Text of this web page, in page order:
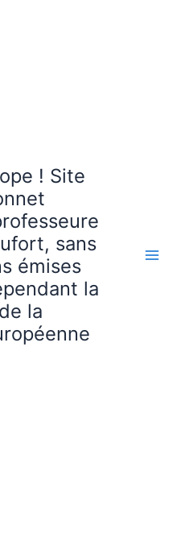
! Site
sans
émises
la
la